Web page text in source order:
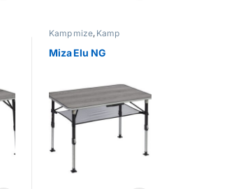
Kamp mize, Kamp
pohištvo
Miza Elu NG